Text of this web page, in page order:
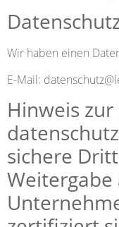
Wir haben einen
E-Mail:
Hinweis
sichere
Weitergabe